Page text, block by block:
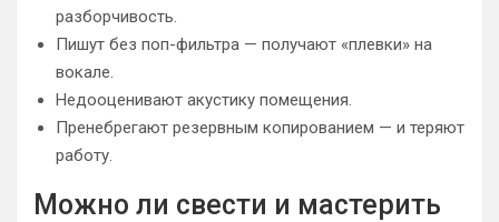
разборчивость.
Пишут без поп-фильтра — получают «плевки» на
вокале.
Недооценивают акустику помещения.
Пренебрегают резервным копированием — и теряют
работу.
Можно ли свести и мастерить